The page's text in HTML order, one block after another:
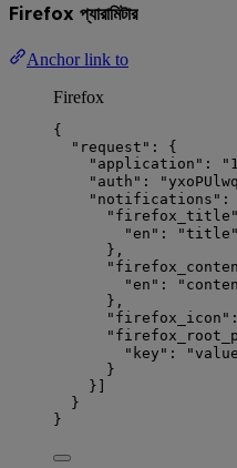
Firefox প্যারামিটার
Anchor link to
Firefox
{
"request" : {
"application" : "
"auth" : "
"notifications" :
"firefox_title"
"en" : " title "
},
"en" : "
},
"firefox_icon"
"key" : " value
}
}]
}
}